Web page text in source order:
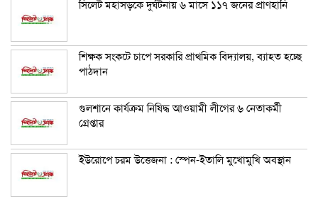
সিলেট মহাসড়কে দুর্ঘটনায় ৬ মাসে ১১৭ জনের প্রাণহানি
শিক্ষক সংকটে চাপে সরকারি প্রাথমিক বিদ্যালয়, ব্যাহত হচ্ছে
পাঠদান
গুলশানে কার্যক্রম নিষিদ্ধ আওয়ামী লীগের ৬ নেতাকর্মী
গ্রেপ্তার
ইউরোপে চরম উত্তেজনা : স্পেন-ইতালি মুখোমুখি অবস্থান